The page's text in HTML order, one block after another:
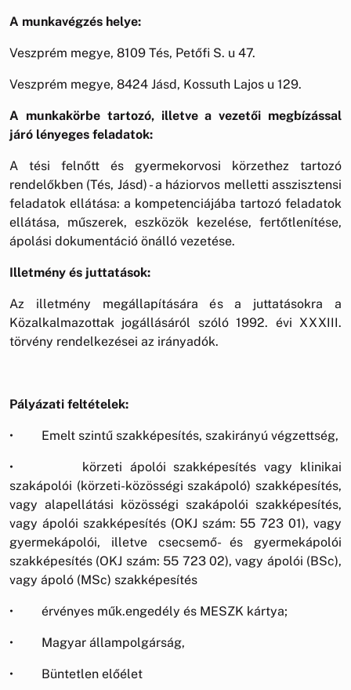
A munkavégzés helye:
Veszprém megye, 8109 Tés, Petőfi S. u 47.
Veszprém megye, 8424 Jásd, Kossuth Lajos u 129.
A munkakörbe tartozó, illetve a vezetői megbízással
járó lényeges feladatok:
A tési felnőtt és gyermekorvosi körzethez tartozó
rendelőkben (Tés, Jásd) - a háziorvos melletti asszisztensi
feladatok ellátása: a kompetenciájába tartozó feladatok
ellátása, műszerek, eszközök kezelése, fertőtlenítése,
ápolási dokumentáció önálló vezetése.
Illetmény és juttatások:
Az illetmény megállapítására és a juttatásokra a
Közalkalmazottak jogállásáról szóló 1992. évi XXXIII.
törvény rendelkezései az irányadók.
Pályázati feltételek:
• Emelt szintű szakképesítés, szakirányú végzettség,
• körzeti ápolói szakképesítés vagy klinikai
szakápolói (körzeti-közösségi szakápoló) szakképesítés,
vagy alapellátási közösségi szakápolói szakképesítés,
vagy ápolói szakképesítés (OKJ szám: 55 723 01), vagy
gyermekápolói, illetve csecsemő- és gyermekápolói
szakképesítés (OKJ szám: 55 723 02), vagy ápolói (BSc),
vagy ápoló (MSc) szakképesítés
• érvényes műk.engedély és MESZK kártya;
• Magyar állampolgárság,
• Büntetlen előélet